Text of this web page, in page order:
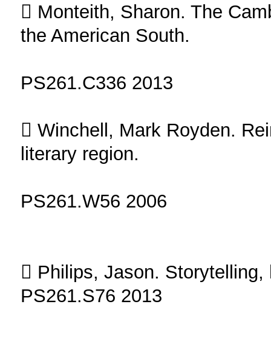
 Monteith, Sharon. The
the American South.
PS261.C336 2013
 Winchell, Mark Royden.
literary region.
PS261.W56 2006
 Philips, Jason.
PS261.S76 2013